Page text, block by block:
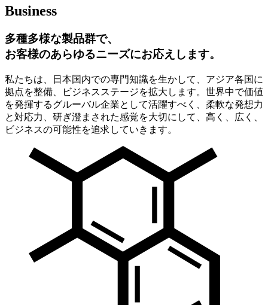
Business
多種多様な製品群で、
お客様のあらゆるニーズにお応えします。
私たちは、日本国内での専門知識を生かして、アジア各国に
拠点を整備、ビジネスステージを拡大します。世界中で価値
を発揮するグルーバル企業として活躍すべく、柔軟な発想力
と対応力、研ぎ澄まされた感覚を大切にして、高く、広く、
ビジネスの可能性を追求していきます。